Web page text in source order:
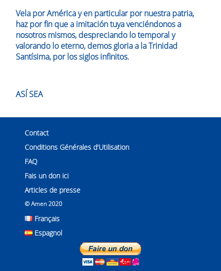
Vela por América y en particular por nuestra patria,
haz por fin que a imitación tuya venciéndonos a
nosotros mismos, despreciando lo temporal y
valorando lo eterno, demos gloria a la Trinidad
Santísima, por los siglos infinitos.
ASÍ SEA
Contact
Conditions Générales d'Utilisation
FAQ
Fais un don ici
Articles de presse
© Amen 2020
Français
Espagnol